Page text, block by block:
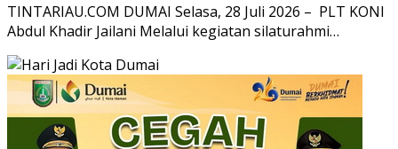
TINTARIAU.COM DUMAI Selasa, 28 Juli 2026 – PLT KONI
Abdul Khadir Jailani Melalui kegiatan silaturahmi…